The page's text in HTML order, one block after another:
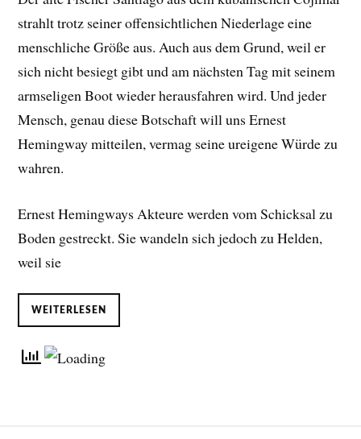
strahlt trotz seiner offensichtlichen Niederlage eine
menschliche Größe aus. Auch aus dem Grund, weil er
sich nicht besiegt gibt und am nächsten Tag mit seinem
armseligen Boot wieder herausfahren wird. Und jeder
Mensch, genau diese Botschaft will uns Ernest
Hemingway mitteilen, vermag seine ureigene Würde zu
wahren.
Ernest Hemingways Akteure werden vom Schicksal zu
Boden gestreckt. Sie wandeln sich jedoch zu Helden,
weil sie
WEITERLESEN